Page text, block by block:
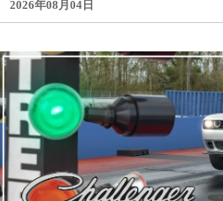
2026年08月04日